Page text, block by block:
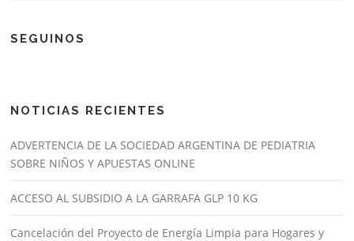
SEGUINOS
NOTICIAS RECIENTES
ADVERTENCIA DE LA SOCIEDAD ARGENTINA DE PEDIATRIA
SOBRE NIÑOS Y APUESTAS ONLINE
ACCESO AL SUBSIDIO A LA GARRAFA GLP 10 KG
Cancelación del Proyecto de Energía Limpia para Hogares y